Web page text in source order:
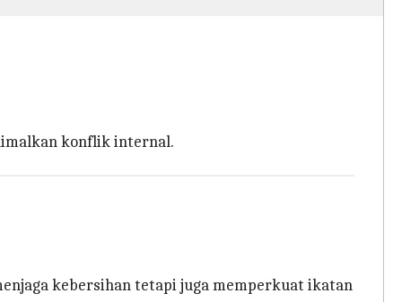
konflik internal.
kebersihan tetapi juga memperkuat ikatan